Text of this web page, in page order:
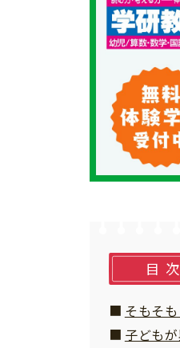
「こそだてまっぷ」とは
サイトのご利⽤にあたって
目次
そもそ
子ども